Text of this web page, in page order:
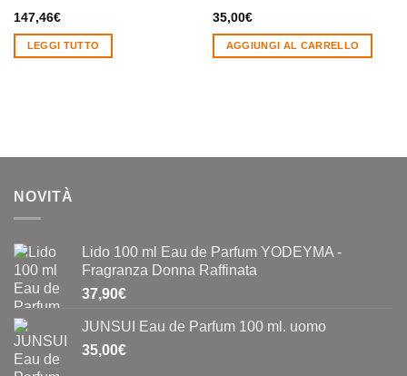
147,46€
LEGGI TUTTO
35,00€
AGGIUNGI AL CARRELLO
NOVITÀ
Lido 100 ml Eau de Parfum YODEYMA -
Fragranza Donna Raffinata
37,90€
JUNSUI Eau de Parfum 100 ml. uomo
35,00€